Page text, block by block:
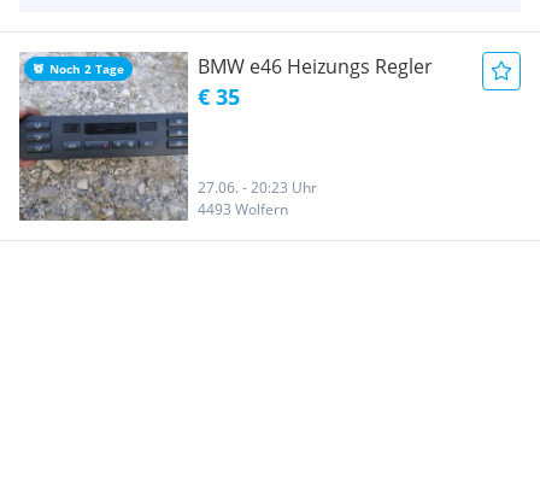
Noch 2 Tage BMW e46 Heizungs Regler
€ 35
27.06. - 20:23 Uhr
4493 Wolfern